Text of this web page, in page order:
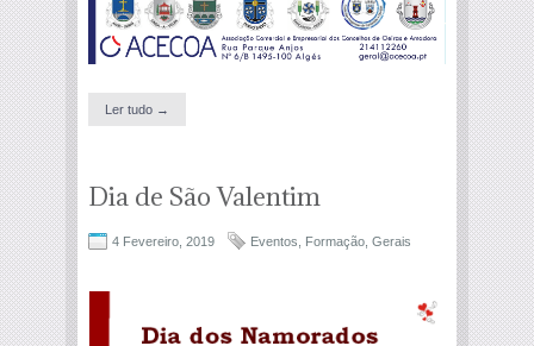
Ler tudo →
Dia de São Valentim
4 Fevereiro, 2019 Eventos Formação Gerais